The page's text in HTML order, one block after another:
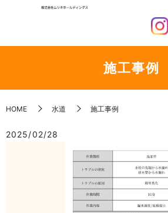
施工事例
HOME 水道 施工事例
2025/02/28